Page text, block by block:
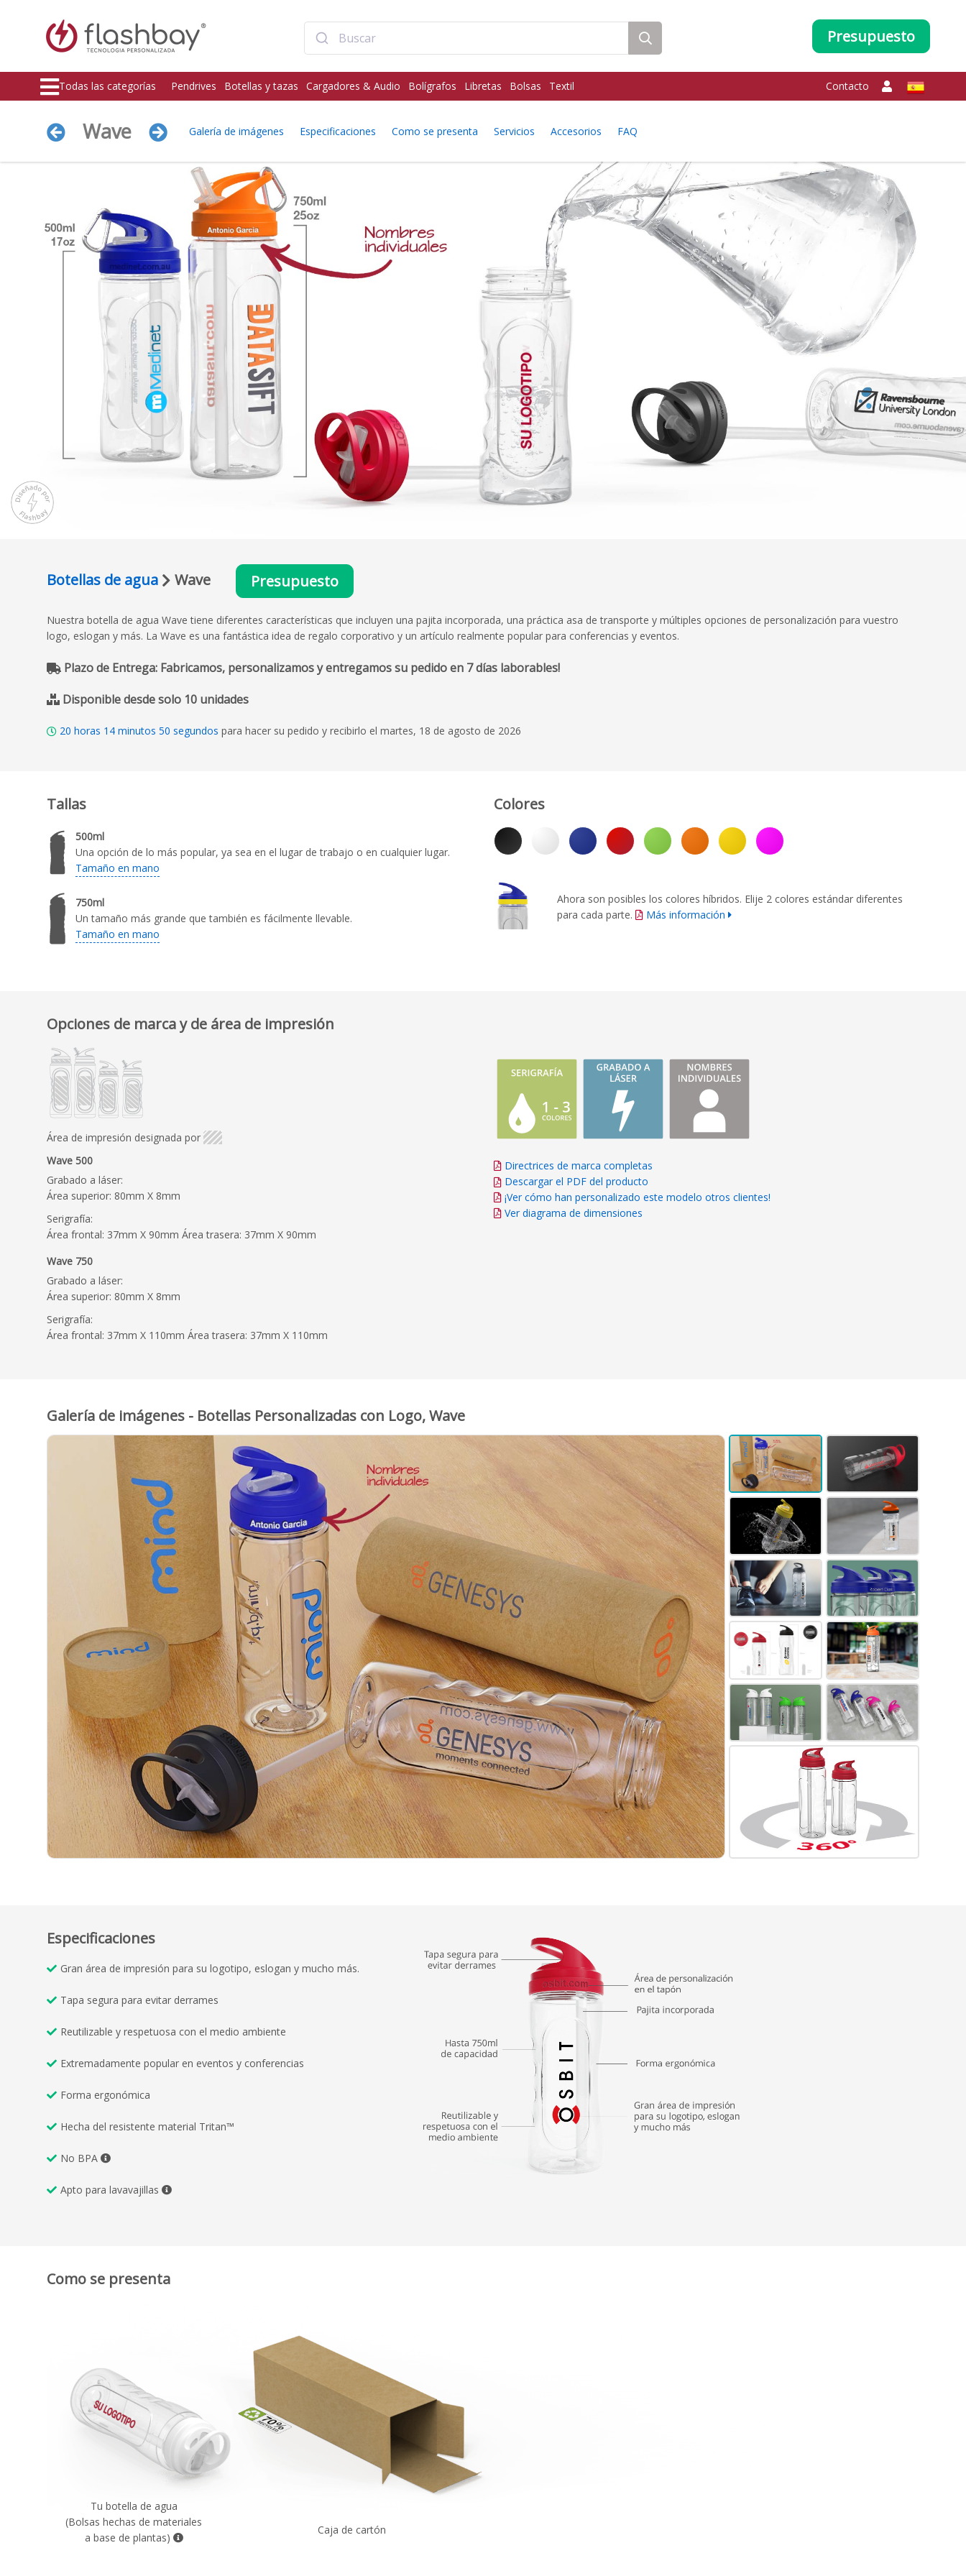
Presupuesto
Todas las categorías Pendrives Botellas y tazas Cargadores & Audio Bolígrafos Libretas Bolsas Textil Contacto
Wave Galería de imágenes Especificaciones Como se presenta Servicios Accesorios FAQ
Botellas de agua Wave Presupuesto
Nuestra botella de agua Wave tiene diferentes características que incluyen una pajita incorporada, una práctica asa de transporte y múltiples opciones de personalización para vuestro
logo, eslogan y más. La Wave es una fantástica idea de regalo corporativo y un artículo realmente popular para conferencias y eventos.
Plazo de Entrega: Fabricamos, personalizamos y entregamos su pedido en 7 días laborables!
Disponible desde solo 10 unidades
20 horas 14 minutos 49 segundos para hacer su pedido y recibirlo el martes, 18 de agosto de 2026
Tallas
500ml
Una opción de lo más popular, ya sea en el lugar de trabajo o en cualquier lugar.
Tamaño en mano
750ml
Un tamaño más grande que también es fácilmente llevable.
Tamaño en mano
Colores
Ahora son posibles los colores híbridos. Elije 2 colores estándar diferentes
para cada parte.
Más información
Opciones de marca y de área de impresión
Área de impresión designada por
Wave 500
Grabado a láser:
Área superior: 80mm X 8mm
Serigrafía:
Área frontal: 37mm X 90mm Área trasera: 37mm X 90mm
Wave 750
Grabado a láser:
Área superior: 80mm X 8mm
Serigrafía:
Área frontal: 37mm X 110mm Área trasera: 37mm X 110mm
Directrices de marca completas
Descargar el PDF del producto
¡Ver cómo han personalizado este modelo otros clientes!
Ver diagrama de dimensiones
Galería de imágenes - Botellas Personalizadas con Logo, Wave
Especificaciones
Gran área de impresión para su logotipo, eslogan y mucho más.
Tapa segura para evitar derrames
Reutilizable y respetuosa con el medio ambiente
Extremadamente popular en eventos y conferencias
Forma ergonómica
Hecha del resistente material Tritan™
No BPA
Apto para lavavajillas
Como se presenta
Tu botella de agua
(Bolsas hechas de materiales
a base de plantas)
Caja de cartón